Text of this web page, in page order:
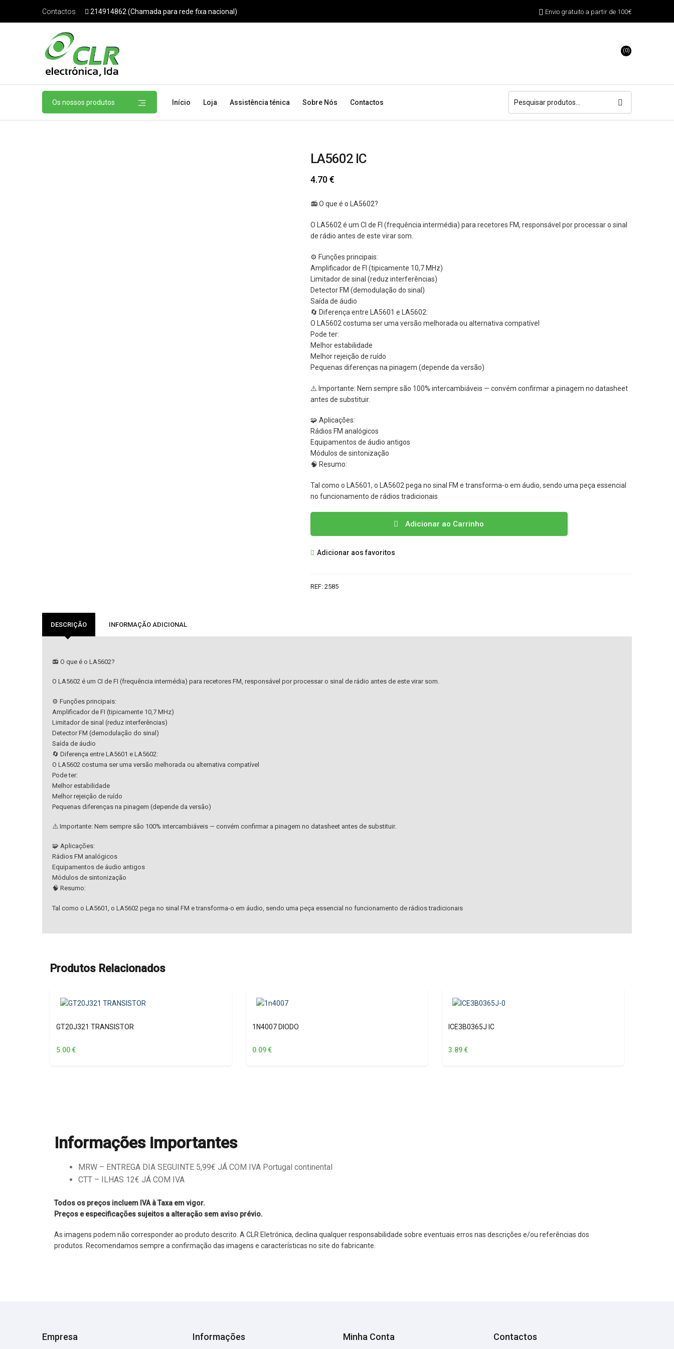
Contactos 214914862 (Chamada para rede fixa nacional) Envio gratuito a partir de 100€
(0)
Os nossos produtos Início Loja Assistência ténica Sobre Nós Contactos
LA5602 IC
4.70€
📻 O que é o LA5602?
O LA5602 é um CI de FI (frequência intermédia) para recetores FM, responsável por processar o sinal
de rádio antes de este virar som.
⚙️ Funções principais:
Amplificador de FI (tipicamente 10,7 MHz)
Limitador de sinal (reduz interferências)
Detector FM (demodulação do sinal)
Saída de áudio
🔄 Diferença entre LA5601 e LA5602:
O LA5602 costuma ser uma versão melhorada ou alternativa compatível
Pode ter:
Melhor estabilidade
Melhor rejeição de ruído
Pequenas diferenças na pinagem (depende da versão)
⚠️ Importante: Nem sempre são 100% intercambiáveis — convém confirmar a pinagem no datasheet
antes de substituir.
🧩 Aplicações:
Rádios FM analógicos
Equipamentos de áudio antigos
Módulos de sintonização
🧠 Resumo:
Tal como o LA5601, o LA5602 pega no sinal FM e transforma-o em áudio, sendo uma peça essencial
no funcionamento de rádios tradicionais
IC
Adicionar ao Carrinho
Adicionar aos favoritos
REF: 2585
DESCRIÇÃO INFORMAÇÃO ADICIONAL
📻 O que é o LA5602?
O LA5602 é um CI de FI (frequência intermédia) para recetores FM, responsável por processar o sinal de rádio antes de este virar som.
⚙️ Funções principais:
Amplificador de FI (tipicamente 10,7 MHz)
Limitador de sinal (reduz interferências)
Detector FM (demodulação do sinal)
Saída de áudio
🔄 Diferença entre LA5601 e LA5602:
O LA5602 costuma ser uma versão melhorada ou alternativa compatível
Pode ter:
Melhor estabilidade
Melhor rejeição de ruído
Pequenas diferenças na pinagem (depende da versão)
⚠️ Importante: Nem sempre são 100% intercambiáveis — convém confirmar a pinagem no datasheet antes de substituir.
🧩 Aplicações:
Rádios FM analógicos
Equipamentos de áudio antigos
Módulos de sintonização
🧠 Resumo:
Tal como o LA5601, o LA5602 pega no sinal FM e transforma-o em áudio, sendo uma peça essencial no funcionamento de rádios tradicionais
Produtos Relacionados
GT20J321 TRANSISTOR
5.00€
1N4007 DIODO
0.09€
ICE3B0365J IC
3.89€
Informações importantes
MRW – ENTREGA DIA SEGUINTE 5,99€ JÁ COM IVA Portugal continental
CTT – ILHAS 12€ JÁ COM IVA
Todos os preços incluem IVA à Taxa em vigor.
Preços e especificações sujeitos a alteração sem aviso prévio.
As imagens podem não corresponder ao produto descrito. A CLR Eletrónica, declina qualquer responsabilidade sobre eventuais erros nas descrições e/ou referências dos
produtos. Recomendamos sempre a confirmação das imagens e características no site do fabricante.
Empresa Informações Minha Conta Contactos